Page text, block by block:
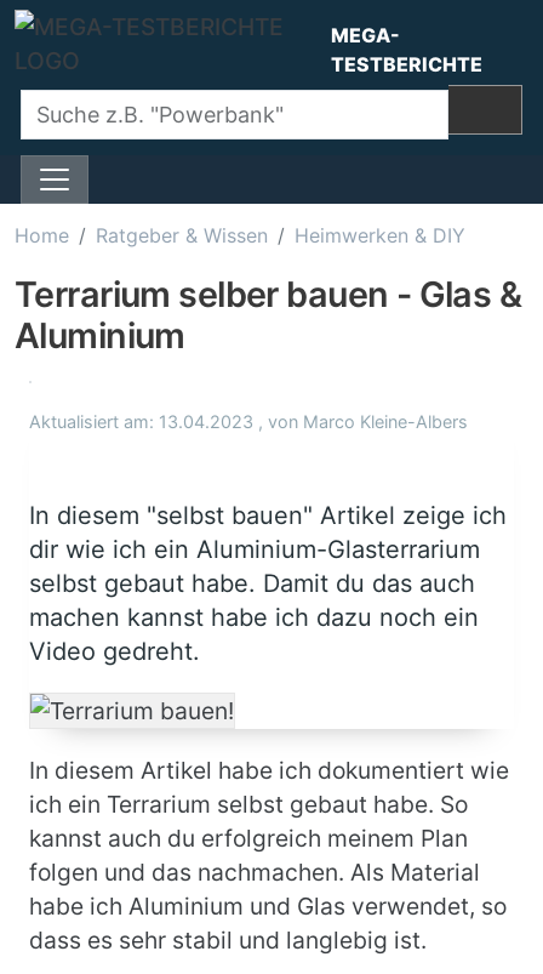
Direkt zum Inhalt
MEGA-
TESTBERICHTE
Home Ratgeber & Wissen Heimwerken & DIY
Terrarium selber bauen - Glas &
Aluminium
Aktualisiert am: 13.04.2023 , von Marco Kleine-Albers
In diesem "selbst bauen" Artikel zeige ich
dir wie ich ein Aluminium-Glasterrarium
selbst gebaut habe. Damit du das auch
machen kannst habe ich dazu noch ein
Video gedreht.
Body
In diesem Artikel habe ich dokumentiert wie
ich ein Terrarium selbst gebaut habe. So
kannst auch du erfolgreich meinem Plan
folgen und das nachmachen. Als Material
habe ich Aluminium und Glas verwendet, so
dass es sehr stabil und langlebig ist.